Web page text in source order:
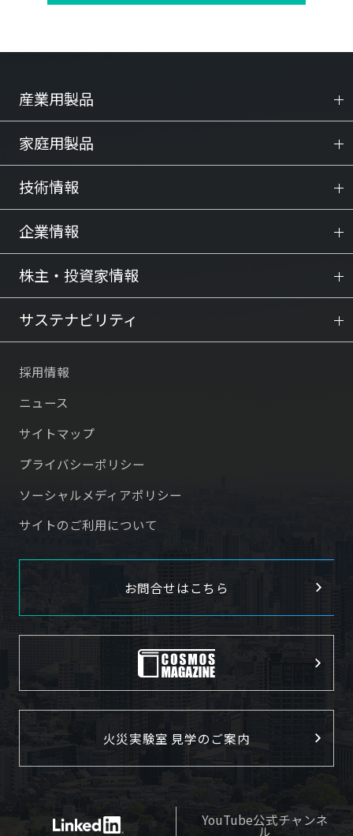
産業用製品
家庭用製品
技術情報
企業情報
株主・投資家情報
サステナビリティ
採用情報
ニュース
サイトマップ
プライバシーポリシー
ソーシャルメディアポリシー
サイトのご利用について
お問合せはこちら
火災実験室 見学のご案内
YouTube公式チャンネ
ル